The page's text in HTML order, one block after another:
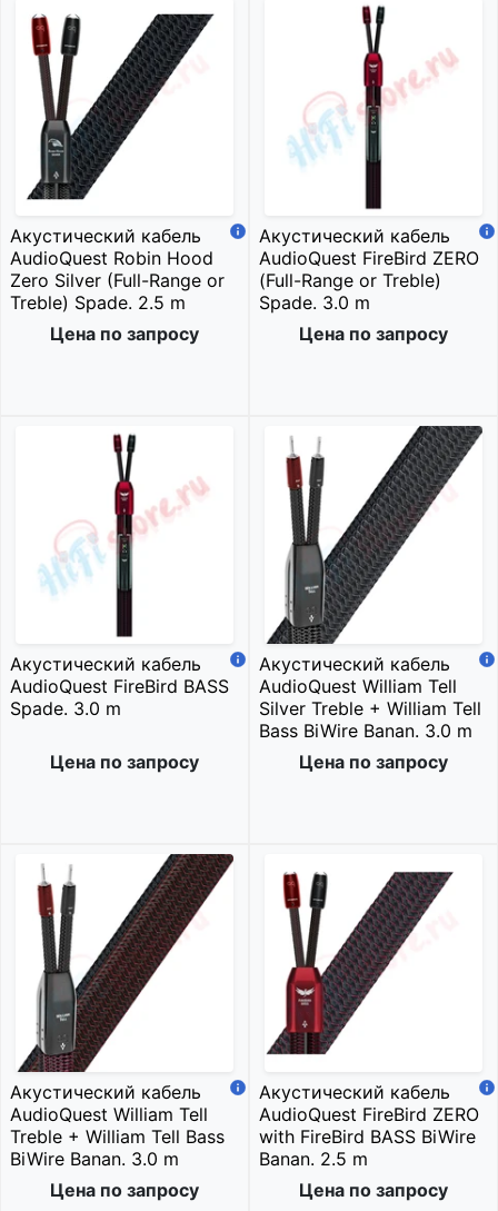
Акустический кабель
AudioQuest Robin Hood
Zero Silver (Full-Range or
Treble) Spade. 2.5 m
Цена по запросу
Акустический кабель
AudioQuest FireBird ZERO
(Full-Range or Treble)
Spade. 3.0 m
Цена по запросу
Акустический кабель
AudioQuest FireBird BASS
Spade. 3.0 m
Цена по запросу
Акустический кабель
AudioQuest William Tell
Silver Treble + William Tell
Bass BiWire Banan. 3.0 m
Цена по запросу
Акустический кабель
AudioQuest William Tell
Treble + William Tell Bass
BiWire Banan. 3.0 m
Цена по запросу
Акустический кабель
AudioQuest FireBird ZERO
with FireBird BASS BiWire
Banan. 2.5 m
Цена по запросу